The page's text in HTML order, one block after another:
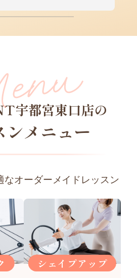
宇都宮東口店の
ンメニュー
なオーダーメイドレッスン
シェイプアップ